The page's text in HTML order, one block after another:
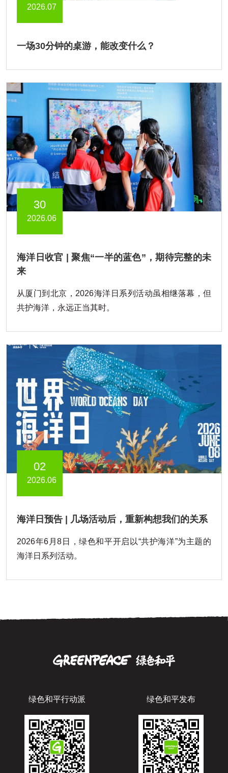
2026.07
一场30分钟的桌游，能改变什么？
30
2026.06
海洋日收官 | 聚焦“一半的蓝色”，期待完整的未
来
从厦门到北京，2026海洋日系列活动虽相继落幕，但
共护海洋，永远正当其时。
02
2026.06
海洋日预告 | 几场活动后，重新构想我们的关系
2026年6月8日，绿色和平开启以“共护海洋”为主题的
海洋日系列活动。
绿色和平行动派 绿色和平发布